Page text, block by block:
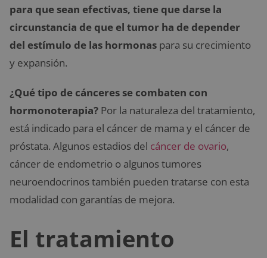
para que sean efectivas, tiene que darse la
circunstancia de que el tumor ha de depender
del estímulo de las hormonas para su crecimiento
y expansión.
¿Qué tipo de cánceres se combaten con
hormonoterapia? Por la naturaleza del tratamiento,
está indicado para el cáncer de mama y el cáncer de
próstata. Algunos estadios del cáncer de ovario,
cáncer de endometrio o algunos tumores
neuroendocrinos también pueden tratarse con esta
modalidad con garantías de mejora.
El tratamiento